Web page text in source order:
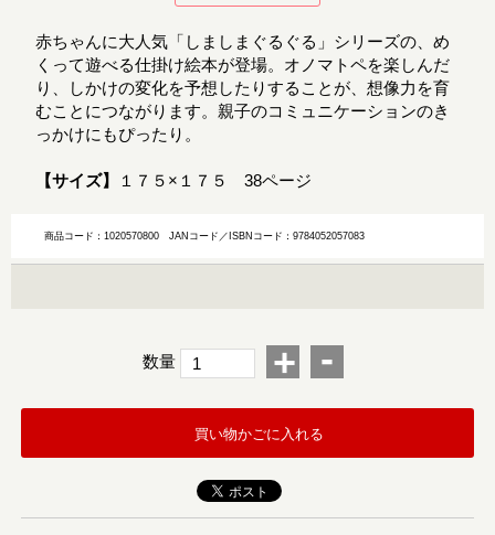
赤ちゃんに大人気「しましまぐるぐる」シリーズの、め
くって遊べる仕掛け絵本が登場。オノマトペを楽しんだ
り、しかけの変化を予想したりすることが、想像力を育
むことにつながります。親子のコミュニケーションのき
っかけにもぴったり。
【サイズ】 １７５×１７５ 38ページ
商品コード：1020570800JANコード／ISBNコード：9784052057083
数量 + -
買い物かごに入れる